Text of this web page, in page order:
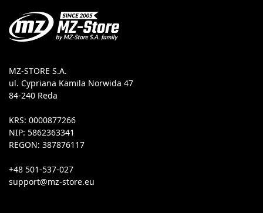
MZ-STORE S.A.
ul. Cypriana Kamila Norwida 47
84-240 Reda
KRS: 0000877266
NIP: 5862363341
REGON: 387876117
+48 501-537-027